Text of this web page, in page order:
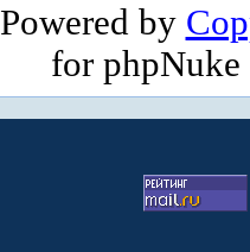
Powered by
for